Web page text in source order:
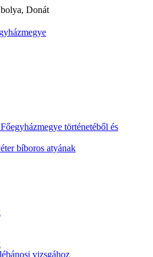
Donát
történetéből és
bíboros atyának
vizsgához